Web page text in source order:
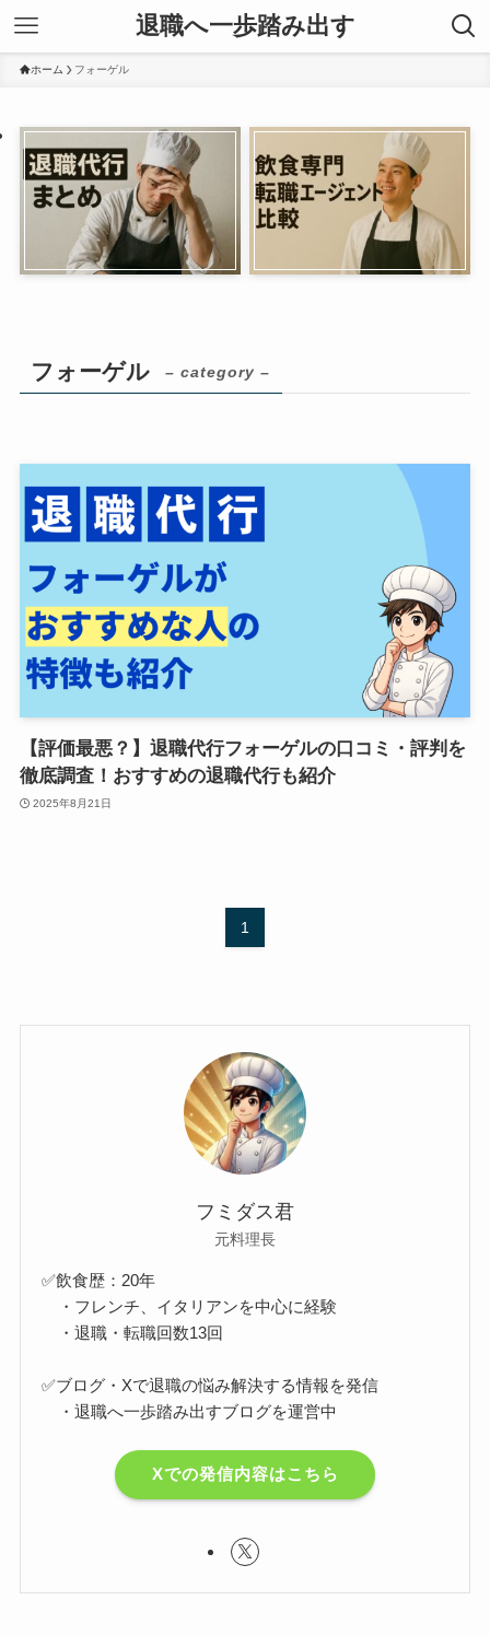
退職へ一歩踏み出す
ホーム フォーゲル
フォーゲル – category –
【評価最悪？】退職代行フォーゲルの口コミ・評判を
徹底調査！おすすめの退職代行も紹介
2025年8月21日
1
フミダス君
元料理長
✅飲食歴：20年
・フレンチ、イタリアンを中心に経験
・退職・転職回数13回
✅ブログ・Xで退職の悩み解決する情報を発信
・退職へ一歩踏み出すブログを運営中
Xでの発信内容はこちら